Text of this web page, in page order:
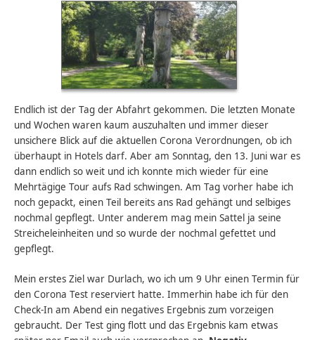
Endlich ist der Tag der Abfahrt gekommen. Die letzten Monate
und Wochen waren kaum auszuhalten und immer dieser
unsichere Blick auf die aktuellen Corona Verordnungen, ob ich
überhaupt in Hotels darf. Aber am Sonntag, den 13. Juni war es
dann endlich so weit und ich konnte mich wieder für eine
Mehrtägige Tour aufs Rad schwingen. Am Tag vorher habe ich
noch gepackt, einen Teil bereits ans Rad gehängt und selbiges
nochmal gepflegt. Unter anderem mag mein Sattel ja seine
Streicheleinheiten und so wurde der nochmal gefettet und
gepflegt.
Mein erstes Ziel war Durlach, wo ich um 9 Uhr einen Termin für
den Corona Test reserviert hatte. Immerhin habe ich für den
Check-In am Abend ein negatives Ergebnis zum vorzeigen
gebraucht. Der Test ging flott und das Ergebnis kam etwas